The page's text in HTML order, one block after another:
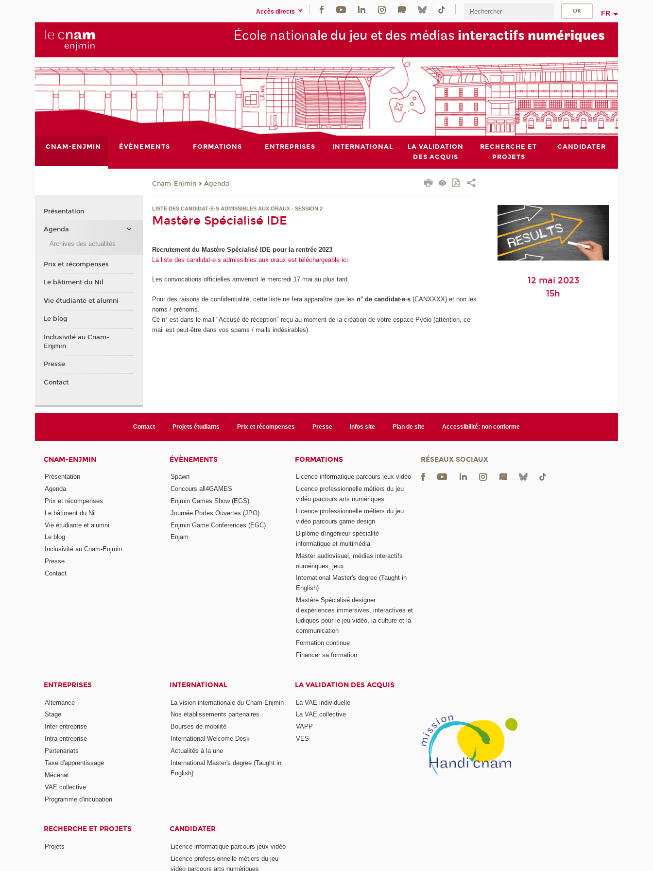
Accès directs FR
École nationale du jeu et des médias interactifs numériques
CNAM-ENJMIN ÉVÈNEMENTS FORMATIONS ENTREPRISES INTERNATIONAL
LA VALIDATION
DES ACQUIS
RECHERCHE ET
PROJETS
CANDIDATER
Cnam-Enjmin Agenda
LISTE DES CANDIDAT·E·S ADMISSIBLES AUX ORAUX - SESSION 2
Mastère Spécialisé IDE
Recrutement du Mastère Spécialisé IDE pour la rentrée 2023
La liste des candidat·e·s admissibles aux oraux est téléchargeable ici.
Les convocations officielles arriveront le mercredi 17 mai au plus tard.
Pour des raisons de confidentialité, cette liste ne fera apparaître que lesn° de candidat·e·s (CANXXXX) et non les
noms / prénoms.
Ce n° est dans le mail "Accusé de réception" reçu au moment de la création de votre espace Pydio (attention, ce
mail est peut-être dans vos spams / mails indésirables).
12 mai 2023
15h
Présentation
Agenda
Archives des actualités
Prix et récompenses
Le bâtiment du Nil
Vie étudiante et alumni
Le blog
Inclusivité au Cnam-
Enjmin
Presse
Contact
Contact Projets étudiants Prix et récompenses Presse Infos site Plan de site Accessibilité: non conforme
CNAM-ENJMIN
Présentation
Agenda
Prix et récompenses
Le bâtiment du Nil
Vie étudiante et alumni
Le blog
Inclusivité au Cnam-Enjmin
Presse
Contact
ÉVÈNEMENTS
Spawn
Concours all4GAMES
Enjmin Games Show (EGS)
Journée Portes Ouvertes (JPO)
Enjmin Game Conferences (EGC)
Enjam
FORMATIONS
Licence informatique parcours jeux vidéo
Licence professionnelle métiers du jeu
vidéo parcours arts numériques
Licence professionnelle métiers du jeu
vidéo parcours game design
Diplôme d'ingénieur spécialité
informatique et multimédia
Master audiovisuel, médias interactifs
numériques, jeux
International Master's degree (Taught in
English)
Mastère Spécialisé designer
d’expériences immersives, interactives et
ludiques pour le jeu vidéo, la culture et la
communication
Formation continue
Financer sa formation
ENTREPRISES
Alternance
Stage
Inter-entreprise
Intra-entreprise
Partenariats
Taxe d'apprentissage
Mécénat
VAE collective
Programme d'incubation
INTERNATIONAL
La vision internationale du Cnam-Enjmin
Nos établissements partenaires
Bourses de mobilité
International Welcome Desk
Actualités à la une
International Master's degree (Taught in
English)
LA VALIDATION DES ACQUIS
La VAE individuelle
La VAE collective
VAPP
VES
RECHERCHE ET PROJETS
Projets
CANDIDATER
Licence informatique parcours jeux vidéo
Licence professionnelle métiers du jeu
vidéo parcours arts numériques
RÉSEAUX SOCIAUX